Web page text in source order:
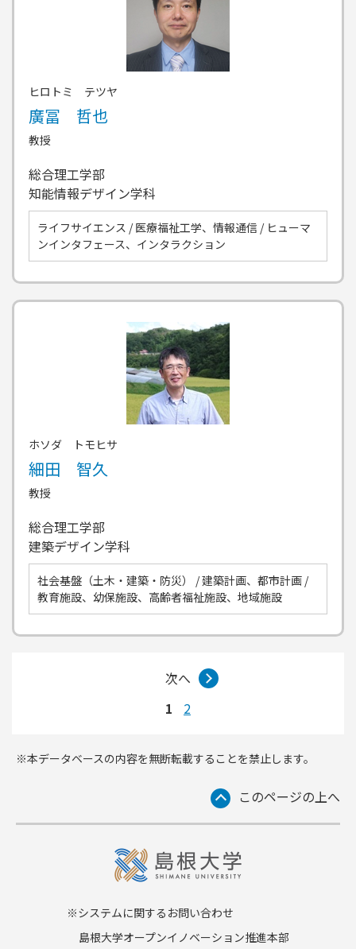
ヒロトミ テツヤ
廣冨 哲也
教授
総合理工学部
知能情報デザイン学科
ライフサイエンス / 医療福祉工学、情報通信 / ヒューマ
ンインタフェース、インタラクション
ホソダ トモヒサ
細田 智久
教授
総合理工学部
建築デザイン学科
社会基盤（土木・建築・防災） / 建築計画、都市計画 /
教育施設、幼保施設、高齢者福祉施設、地域施設
次へ
1
2
※本データベースの内容を無断転載することを禁止します。
このページの上へ
※システムに関するお問い合わせ
島根大学オープンイノベーション推進本部